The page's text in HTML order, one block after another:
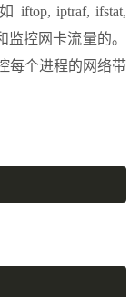
iftop, iptraf, ifstat,
监控网卡流量的。
每个进程的网络带